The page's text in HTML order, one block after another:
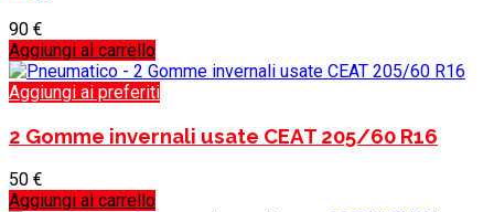
90 €
Aggiungi al carrello
Aggiungi ai preferiti
2 Gomme invernali usate CEAT 205/60 R16
50 €
Aggiungi al carrello